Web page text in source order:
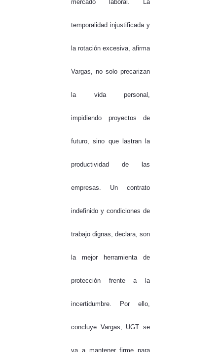
mercado laboral. La
temporalidad injustificada y
la rotación excesiva, afirma
Vargas, no solo precarizan
la vida personal,
impidiendo proyectos de
futuro, sino que lastran la
productividad de las
empresas. Un contrato
indefinido y condiciones de
trabajo dignas, declara, son
la mejor herramienta de
protección frente a la
incertidumbre. Por ello,
concluye Vargas, UGT se
va a mantener firme para